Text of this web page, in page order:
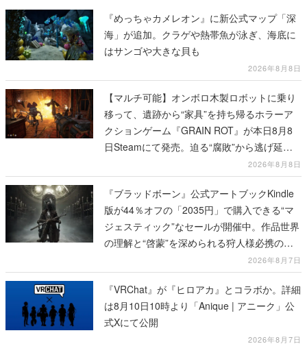
『めっちゃカメレオン』に新公式マップ「深
海」が追加。クラゲや熱帯魚が泳ぎ、海底に
はサンゴや大きな貝も
2026年8月8日
【マルチ可能】オンボロ木製ロボットに乗り
移って、遺跡から“家具”を持ち帰るホラーア
クションゲーム『GRAIN ROT』が本日8月8
日Steamにて発売。迫る“腐敗”から逃げ延
2026年8月8日
『ブラッドボーン』公式アートブックKindle
版が44％オフの「2035円」で購入できる“マ
ジェスティック”なセールが開催中。作品世界
の理解と“啓蒙”を深められる狩人様必携の一
2026年8月7日
『VRChat』が『ヒロアカ』とコラボか。詳細
は8月10日10時より「Anique | アニーク」公
式Xにて公開
2026年8月7日